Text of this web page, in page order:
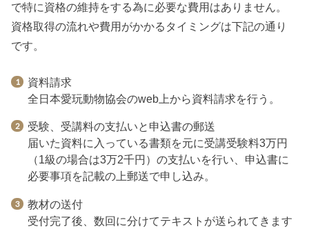
で特に資格の維持をする為に必要な費用はありません。
資格取得の流れや費用がかかるタイミングは下記の通り
です。
資料請求
全日本愛玩動物協会のweb上から資料請求を行う。
受験、受講料の支払いと申込書の郵送
届いた資料に入っている書類を元に受講受験料3万円
（1級の場合は3万2千円）の支払いを行い、申込書に
必要事項を記載の上郵送で申し込み。
教材の送付
受付完了後、数回に分けてテキストが送られてきます